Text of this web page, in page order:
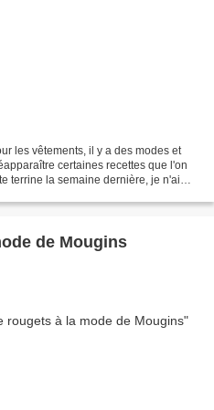
les vêtements, il y a des modes et
certaines recettes que l'on
terrine la semaine dernière, je n'ai
de Mougins